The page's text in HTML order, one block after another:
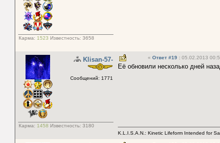
Карма: 1523 Известность: 3658
Klisan-57-
Сообщений: 1771
Карма: 1458 Известность: 3180
« Ответ #19 : 05.02.2013
Её обновили несколько дней
K.L.I.S.A.N.: Kinetic Lifeform Intended for